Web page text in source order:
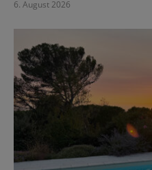
6. August 2026